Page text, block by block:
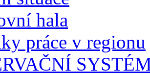
hala
práce v regionu